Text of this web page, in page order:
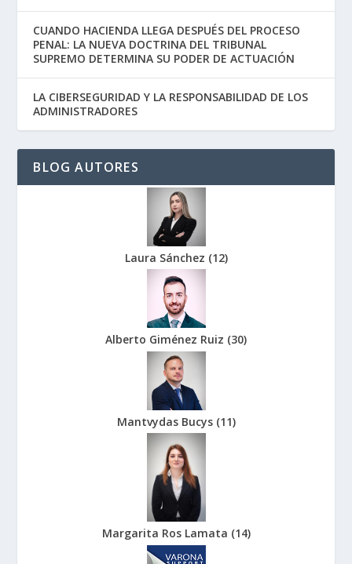
CUANDO HACIENDA LLEGA DESPUÉS DEL PROCESO
PENAL: LA NUEVA DOCTRINA DEL TRIBUNAL
SUPREMO DETERMINA SU PODER DE ACTUACIÓN
LA CIBERSEGURIDAD Y LA RESPONSABILIDAD DE LOS
ADMINISTRADORES
BLOG AUTORES
Laura Sánchez (12)
Alberto Giménez Ruiz (30)
Mantvydas Bucys (11)
Margarita Ros Lamata (14)